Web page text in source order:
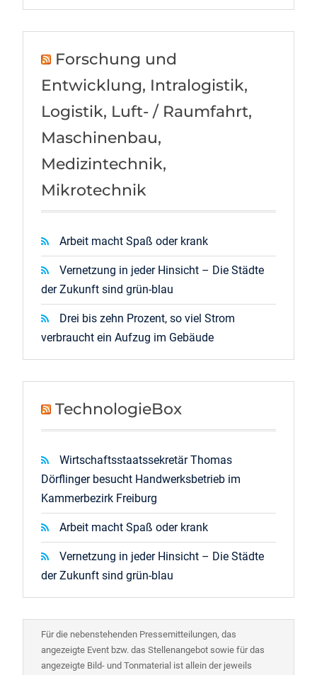
Forschung und
Entwicklung, Intralogistik,
Logistik, Luft- / Raumfahrt,
Maschinenbau,
Medizintechnik,
Mikrotechnik
Arbeit macht Spaß oder krank
Vernetzung in jeder Hinsicht – Die Städte
der Zukunft sind grün-blau
Drei bis zehn Prozent, so viel Strom
verbraucht ein Aufzug im Gebäude
TechnologieBox
Wirtschaftsstaatssekretär Thomas
Dörflinger besucht Handwerksbetrieb im
Kammerbezirk Freiburg
Arbeit macht Spaß oder krank
Vernetzung in jeder Hinsicht – Die Städte
der Zukunft sind grün-blau
Für die nebenstehenden Pressemitteilungen, das
angezeigte Event bzw. das Stellenangebot sowie für das
angezeigte Bild- und Tonmaterial ist allein der jeweils